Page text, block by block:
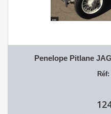
Penelope Pitlane
Réf: